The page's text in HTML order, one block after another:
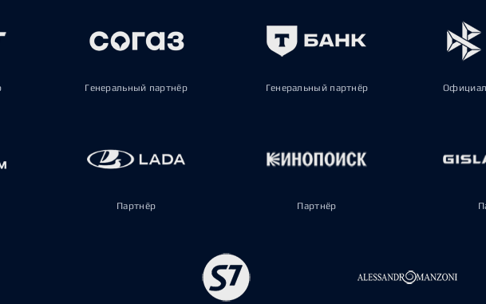
Генеральный партнёр Генеральный партнёр
Партнёр Партнёр